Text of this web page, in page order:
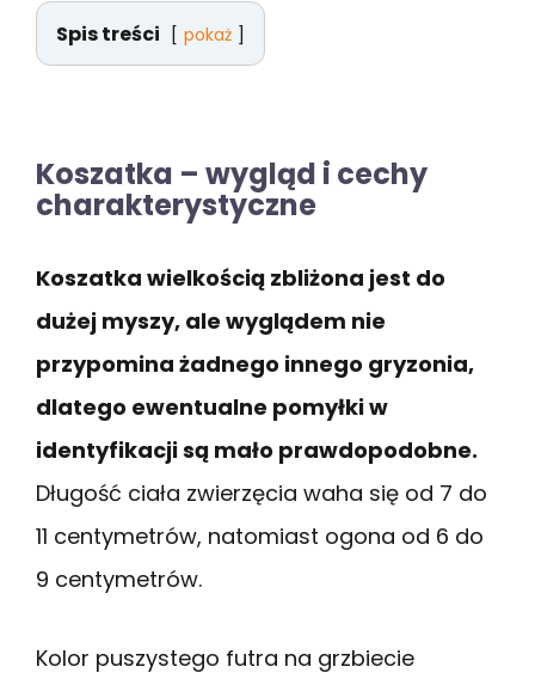
Spis treści pokaż
Koszatka – wygląd i cechy
charakterystyczne
Koszatka wielkością zbliżona jest do
dużej myszy, ale wyglądem nie
przypomina żadnego innego gryzonia,
dlatego ewentualne pomyłki w
identyfikacji są mało prawdopodobne.
Długość ciała zwierzęcia waha się od 7 do
11 centymetrów, natomiast ogona od 6 do
9 centymetrów.
Kolor puszystego futra na grzbiecie